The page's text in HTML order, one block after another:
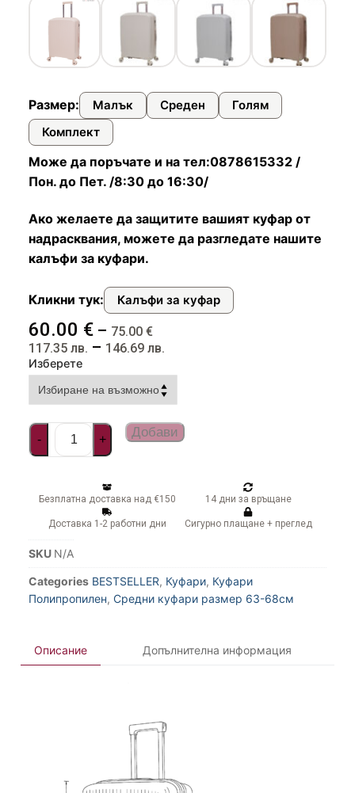
Чадъри
Размер: Малък Среден
Голям
Комплект
Може да поръчате и на тел:0878615332 /
Пон. до Пет. /8:30 до 16:30/
Ако желаете да защитите вашият куфар от
надрасквания, можете да разгледате нашите
калъфи за куфари.
Кликни тук: Калъфи за куфар
60.00 € – 75.00 €
117.35 лв. – 146.69 лв.
Изберете
- + Добави
Безплатна доставка над €150 14 дни за връщане
Доставка 1-2 работни дни Сигурно плащане + преглед
SKU N/A
Categories BESTSELLER, Куфари, Куфари
Полипропилен, Средни куфари размер 63-68см
Описание Допълнителна информация